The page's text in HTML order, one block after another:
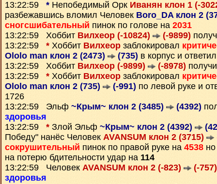
13:22:59 * Непобедимый Орк Иванян клон 1 (-
разбежавшись вломил Человек Boro_DA клон 2
сногсшибательный пинок по голове на 2031
13:22:59 Хоббит Вилхеор (-10824) (-9899)
13:22:59 * Хоббит Вилхеор заблокировал
Ololo man клон 2 (2473)
(735) в корпус и
13:22:59 Хоббит Вилхеор (-9899) (-8978)
13:22:59 * Хоббит Вилхеор заблокировал
Ololo man клон 2 (735)
(-991) по левой руке и
1726
13:22:59 Эльф ~Крым~ клон 2 (3485) (4392)
здоровья
13:22:59 * Злой Эльф ~Крым~ клон 2 (4392)
Победу" нанёс Человек AVANSUM клон 2 (3715)
сокрушительный пинок по правой руке на 4538
на потерю бдительности удар на 114
13:22:59 Человек AVANSUM клон 2 (-823)
(-757)
здоровья